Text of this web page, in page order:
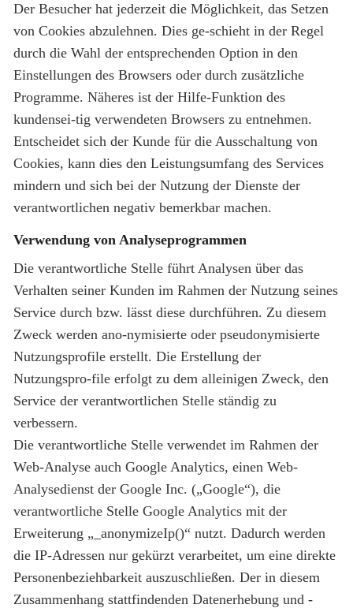
Der Besucher hat jederzeit die Möglichkeit, das Setzen
von Cookies abzulehnen. Dies ge-schieht in der Regel
durch die Wahl der entsprechenden Option in den
Einstellungen des Browsers oder durch zusätzliche
Programme. Näheres ist der Hilfe-Funktion des
kundensei-tig verwendeten Browsers zu entnehmen.
Entscheidet sich der Kunde für die Ausschaltung von
Cookies, kann dies den Leistungsumfang des Services
mindern und sich bei der Nutzung der Dienste der
verantwortlichen negativ bemerkbar machen.
Verwendung von Analyseprogrammen
Die verantwortliche Stelle führt Analysen über das
Verhalten seiner Kunden im Rahmen der Nutzung seines
Service durch bzw. lässt diese durchführen. Zu diesem
Zweck werden ano-nymisierte oder pseudonymisierte
Nutzungsprofile erstellt. Die Erstellung der
Nutzungspro-file erfolgt zu dem alleinigen Zweck, den
Service der verantwortlichen Stelle ständig zu
verbessern.
Die verantwortliche Stelle verwendet im Rahmen der
Web-Analyse auch Google Analytics, einen Web-
Analysedienst der Google Inc. („Google“), die
verantwortliche Stelle Google Analytics mit der
Erweiterung „_anonymizeIp()“ nutzt. Dadurch werden
die IP-Adressen nur gekürzt verarbeitet, um eine direkte
Personenbeziehbarkeit auszuschließen. Der in diesem
Zusammenhang stattfindenden Datenerhebung und -